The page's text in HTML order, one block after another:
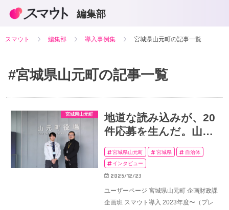
編集部
スマウト 編集部 導入事例集 宮城県山元町の記事一覧
#宮城県山元町の記事一覧
宮城県山元町
地道な読み込みが、20
件応募を生んだ。山元
町の"熱意のスカウト
術"
宮城県山元町 宮城県 自治体
インタビュー
2025/12/23
ユーザーページ 宮城県山元町 企画財政課
企画班 スマウト導入 2023年度〜（プレ